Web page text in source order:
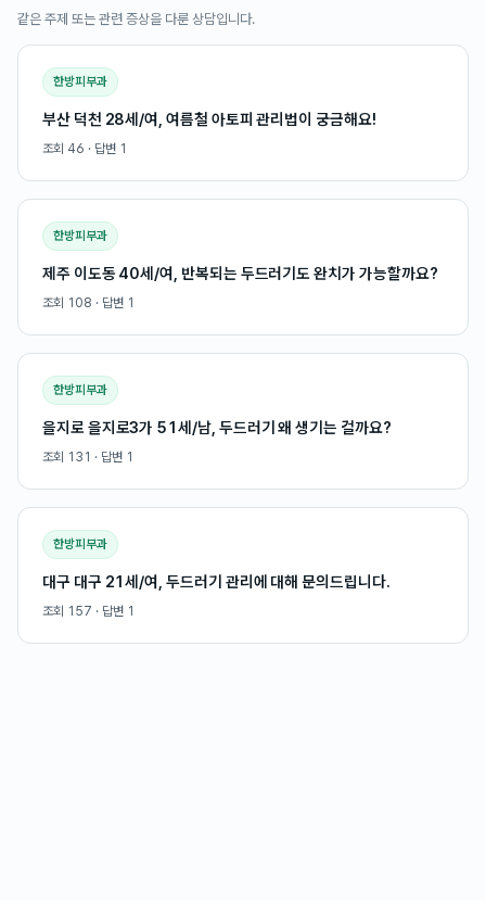
같은 주제 또는 관련 증상을 다룬 상담입니다.
한방피부과
부산 덕천 28세/여, 여름철 아토피 관리법이 궁금해요!
조회 46 · 답변 1
한방피부과
제주 이도동 40세/여, 반복되는 두드러기도 완치가 가능할까요?
조회 108 · 답변 1
한방피부과
을지로 을지로3가 51세/남, 두드러기 왜 생기는 걸까요?
조회 131 · 답변 1
한방피부과
대구 대구 21세/여, 두드러기 관리에 대해 문의드립니다.
조회 157 · 답변 1